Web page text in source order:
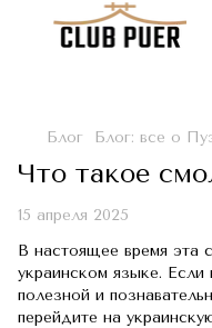
Блог Блог: все о
Что такое
15 апреля 2025
В настоящее время эта
украинском языке. Если
полезной и
перейдите на